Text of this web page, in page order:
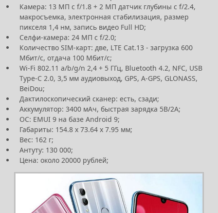
Камера: 13 МП с f/1.8 + 2 МП датчик глубины с f/2.4,
макросъемка, электронная стабилизация, размер
пикселя 1,4 нм, запись видео Full HD;
Селфи-камера: 24 МП c f/2.0;
Количество SIM-карт: две, LTE Cat.13 - загрузка 600
Мбит/с, отдача 100 Мбит/с;
Wi-Fi 802.11 a/b/g/n 2,4 + 5 ГГц, Bluetooth 4.2, NFC, USB
Type-C 2.0, 3,5 мм аудиовыход, GPS, A-GPS, GLONASS,
BeiDou;
Дактилоскопический сканер: есть, сзади;
Аккумулятор: 3400 мАч, быстрая зарядка 5В/2А;
ОС: EMUI 9 на базе Android 9;
Габариты: 154.8 х 73.64 х 7.95 мм;
Вес: 162 г;
Антуту: 130 000;
Цена: около 20000 рублей;